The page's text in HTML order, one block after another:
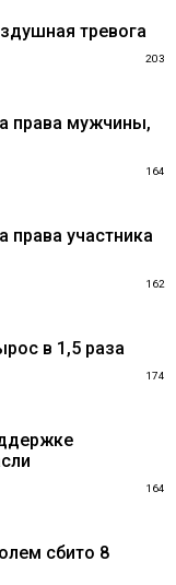
тревога
203
права мужчины,
164
права участника
162
в 1,5 раза
174
164
сбито 8